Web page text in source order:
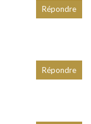
Répondre
Répondre